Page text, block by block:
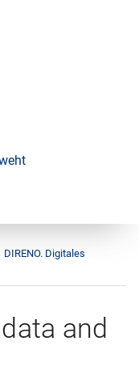
DIRENO. Digitales
and